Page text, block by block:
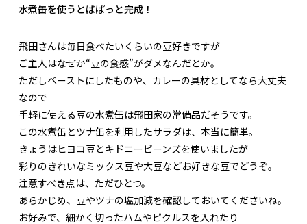
水煮缶を使うとぱぱっと完成！
飛田さんは毎日食べたいくらいの豆好きですが
ご主人はなぜか“豆の食感”がダメなんだとか。
ただしペーストにしたものや、カレーの具材としてなら大丈夫
なので
手軽に使える豆の水煮缶は飛田家の常備品だそうです。
この水煮缶とツナ缶を利用したサラダは、本当に簡単。
きょうはヒヨコ豆とキドニービーンズを使いましたが
彩りのきれいなミックス豆や大豆などお好きな豆でどうぞ。
注意すべき点は、ただひとつ。
あらかじめ、豆やツナの塩加減を確認しておいてくださいね。
お好みで、細かく切ったハムやピクルスを入れたり